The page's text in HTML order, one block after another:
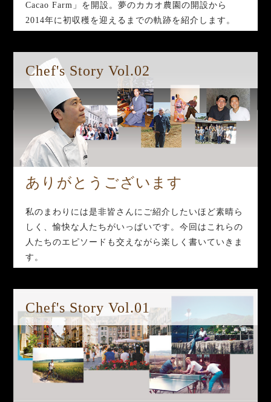
Cacao Farm」を開設。夢のカカオ農園の開設から
2014年に初収穫を迎えるまでの軌跡を紹介します。
Chef's Story Vol.02
ありがとうございます
私のまわりには是非皆さんにご紹介したいほど素晴ら
しく、愉快な人たちがいっぱいです。今回はこれらの
人たちのエピソードも交えながら楽しく書いていきま
す。
Chef's Story Vol.01